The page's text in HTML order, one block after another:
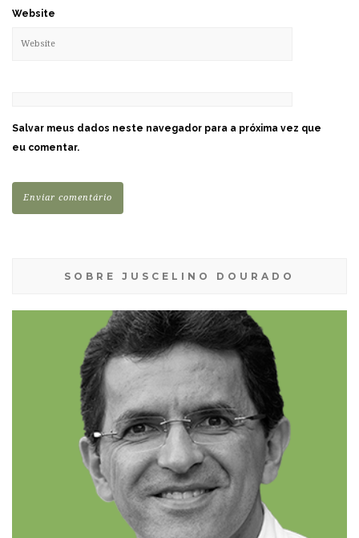
Website
Salvar meus dados neste navegador para a próxima vez que
eu comentar.
SOBRE JUSCELINO DOURADO